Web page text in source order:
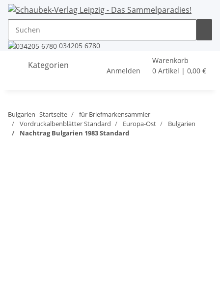
034205 6780
Kategorien
Anmelden
Warenkorb
0 Artikel | 0,00 €
Bulgarien Startseite
für Briefmarkensammler
Vordruckalbenblätter Standard
Europa-Ost
Bulgarien
Nachtrag Bulgarien 1983 Standard